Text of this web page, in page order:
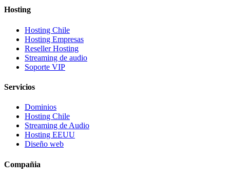
Hosting
Hosting Chile
Hosting Empresas
Reseller Hosting
Streaming de audio
Soporte VIP
Servicios
Dominios
Hosting Chile
Streaming de Audio
Hosting EEUU
Diseño web
Compañia